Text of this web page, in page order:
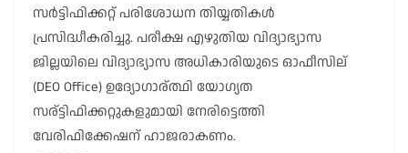
സർട്ടിഫിക്കറ്റ് പരിശോധന തിയ്യതികൾ
പ്രസിദ്ധീകരിച്ചു. പരീക്ഷ എഴുതിയ വിദ്യാഭ്യാസ
ജില്ലയിലെ വിദ്യാഭ്യാസ അധികാരിയുടെ ഓഫീസില്
(DEO Office) ഉദ്യോഗാര്ത്ഥി യോഗ്യത
സര്ട്ടിഫിക്കറ്റുകളുമായി നേരിട്ടെത്തി
വേരിഫിക്കേഷന് ഹാജരാകണം.